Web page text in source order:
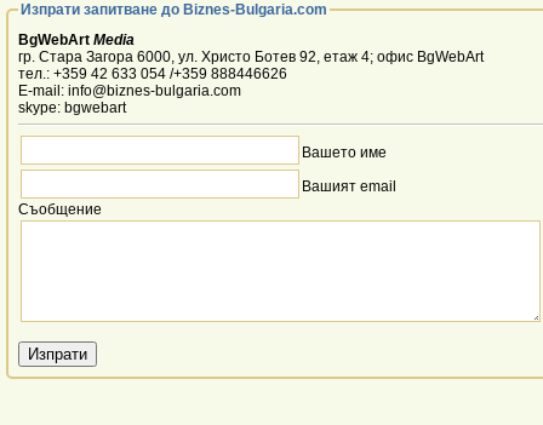
Изпрати запитване до Biznes-Bulgaria.com
BgWebArt Media
гр. Стара Загора 6000, ул. Христо Ботев 92, етаж 4; офис BgWebArt
тел.: +359 42 633 054 /+359 888446626
E-mail: info@biznes-bulgaria.com
skype: bgwebart
Вашето име
Вашият email
Съобщение